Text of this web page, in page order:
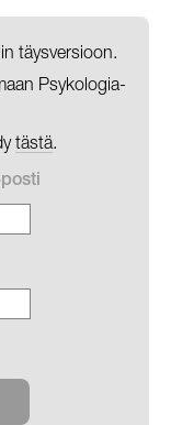
täysversioon.
Psykologia-
tästä.